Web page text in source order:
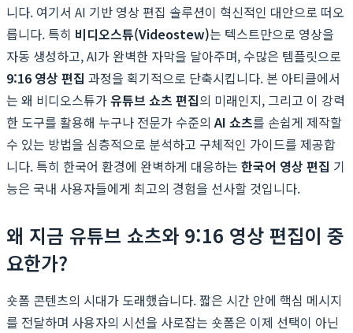
니다. 여기서 AI 기반 영상 편집 솔루션이 혁신적인 대안으로 떠오
릅니다. 특히 비디오스튜(Videostew)는 텍스트만으로 영상을
자동 생성하고, AI가 완벽한 자막을 달아주며, 수많은 템플릿으로
9:16 영상 편집 과정을 획기적으로 단축시킵니다. 본 아티클에서
는 왜 비디오스튜가유튜브 쇼츠 편집의 미래인지, 그리고 이 강력
한 도구를 활용해 누구나 전문가 수준의AI 쇼츠를 손쉽게 제작할
수 있는 방법을 심층적으로 분석하고 구체적인 가이드를 제공합
니다. 특히 한국어 환경에 완벽하게 대응하는 한국어 영상 편집 기
능은 국내 사용자들에게 최고의 경험을 선사할 것입니다.
왜 지금 유튜브 쇼츠와 9:16 영상 편집이 중
요한가?
숏폼 콘텐츠의 시대가 도래했습니다. 짧은 시간 안에 핵심 메시지
를 전달하며 사용자의 시선을 사로잡는 숏폼은 이제 선택이 아닌